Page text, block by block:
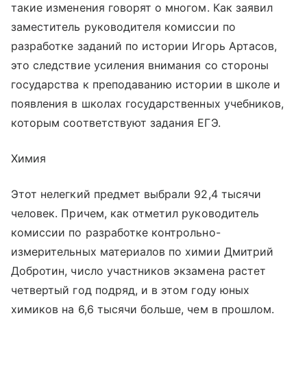
такие изменения говорят о многом. Как заявил
заместитель руководителя комиссии по
разработке заданий по истории Игорь Артасов,
это следствие усиления внимания со стороны
государства к преподаванию истории в школе и
появления в школах государственных учебников,
которым соответствуют задания ЕГЭ.
Химия
Этот нелегкий предмет выбрали 92,4 тысячи
человек. Причем, как отметил руководитель
комиссии по разработке контрольно-
измерительных материалов по химии Дмитрий
Добротин, число участников экзамена растет
четвертый год подряд, и в этом году юных
химиков на 6,6 тысячи больше, чем в прошлом.